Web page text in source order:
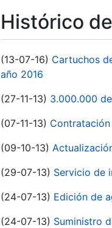
Histórico
(13-07-16) Cartuchos
año 2016
(27-11-13) 3.000.000
(07-11-13)
(09-10-13)
(29-07-13) Servicio de
(24-07-13) Edición de
(24-07-13) Suministro